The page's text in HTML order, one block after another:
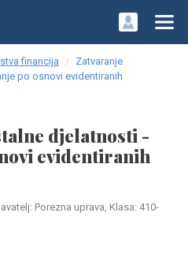
financija
Zatvaranje
po osnovi evidentiranih
djelatnosti -
evidentiranih
Porezna uprava, Klasa: 410-